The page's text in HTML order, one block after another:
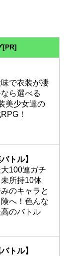
[PR]
で衣装が凄
ら選べる
美少女達の
！
トル】
100連ガチ
所持10体
のキャラと
へ！色んな
のバトル
トル】